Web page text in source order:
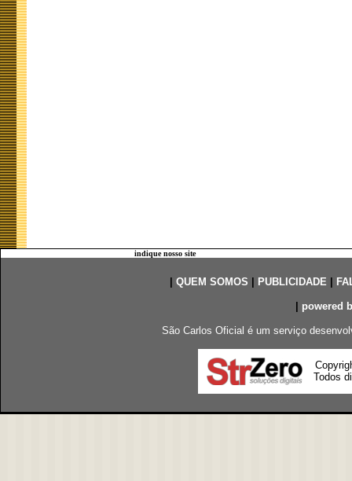
indique nosso site
QUEM SOMOS PUBLICIDADE|
powered
São Carlos Oficial é um serviço
Todos